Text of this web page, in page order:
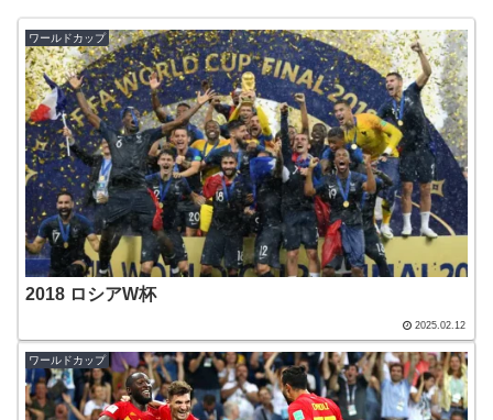
ワールドカップ
2018 ロシアW杯
2025.02.12
ワールドカップ